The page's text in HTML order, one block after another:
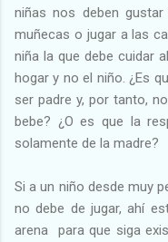
niñas nos deben
muñecas o jugar a las
niña la que debe cuidar
hogar y no el niño. ¿Es
ser padre y, por tanto,
bebe? ¿O es que la
solamente de la madre?
Si a un niño desde muy
no debe de jugar, ahí
arena para que siga